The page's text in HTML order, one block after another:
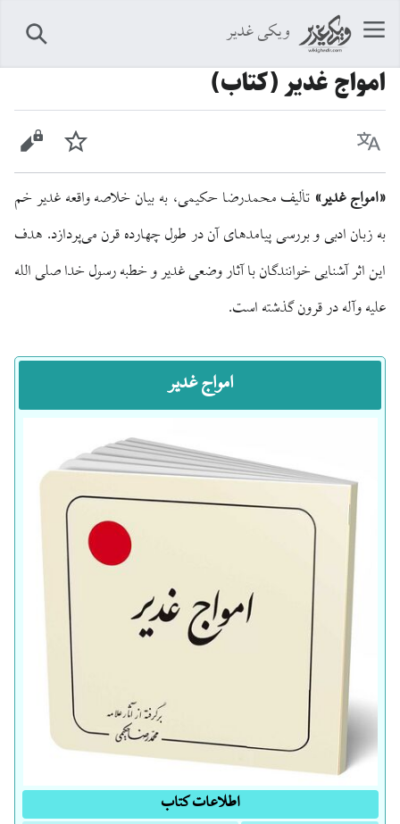
ویکی غدیر
امواج غدير (کتاب)
زبان پیگیری
«امواج غدیر» تألیف محمدرضا حکیمی، به بیان خلاصه واقعه غدیر خم
به زبان ادبی و بررسی پیامدهای آن در طول چهارده قرن می‌پردازد. هدف
این اثر آشنایی خوانندگان با آثار وضعی غدیر و خطبه رسول خدا صلی الله
علیه وآله در قرون گذشته است.
امواج غدیر
اطلاعات کتاب